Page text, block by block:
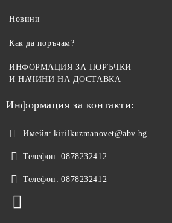
Новини
Как да поръчам?
ИНФОРМАЦИЯ ЗА ПОРЪЧКИ
И НАЧИНИ НА ДОСТАВКА
Информация за контакти:
Имейл: kirilkuzmanovet@abv.bg
Телефон: 0878232412
Телефон: 0878232412